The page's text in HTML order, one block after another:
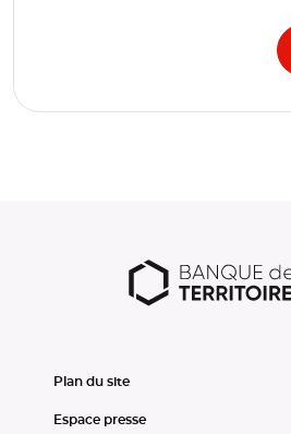
Plan du site
Espace presse